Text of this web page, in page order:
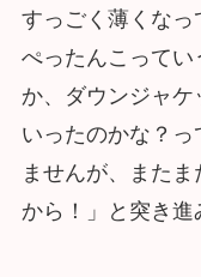
すっごく薄くなっ
ぺったんこってい
か、ダウンジャ
いったのかな？
ませんが、また
から！」と突き進